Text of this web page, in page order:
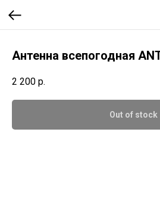
Антенна всепогодная
2 200 р.
Out of stock